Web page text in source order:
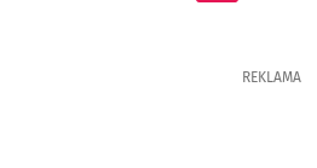
REKLAMA